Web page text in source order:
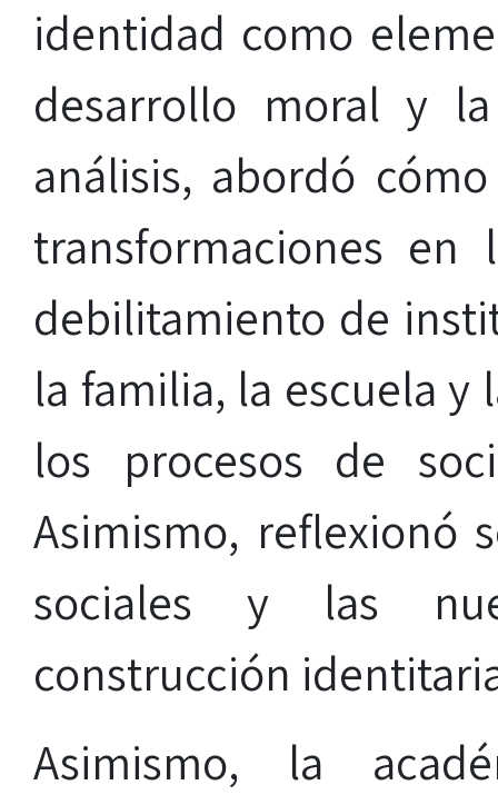
identidad como
desarrollo moral y
análisis, abordó
transformaciones
debilitamiento de
la familia, la escuela
los procesos de
Asimismo, reflexionó
sociales y las
construcción
Asimismo, la